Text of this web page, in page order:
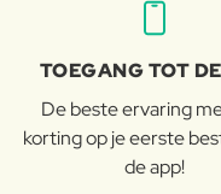
TOEGANG TOT
De beste ervaring
korting op je eerste
de app!